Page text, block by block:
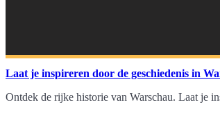
Laat je inspireren door de geschiedenis in
Ontdek de rijke historie van Warschau. Laat je